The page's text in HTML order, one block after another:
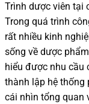
Trình dược viên tại
Trong quá trình
rất nhiều kinh
sống về dược
hiểu được nhu cầu
thành lập hệ
cái nhìn tổng quan